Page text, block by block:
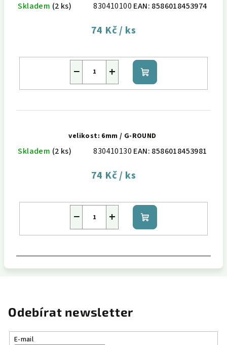
Skladem (2 ks) 830410100 EAN: 8586018453974
74 Kč/ ks
+
− Do
košíku
velikost: 6mm / G-ROUND
Skladem (2 ks) 830410130 EAN: 8586018453981
74 Kč/ ks
+
− Do
košíku
Odebírat newsletter
E-mail